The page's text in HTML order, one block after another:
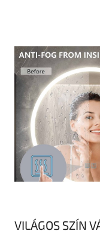
VILÁGOS SZÍN